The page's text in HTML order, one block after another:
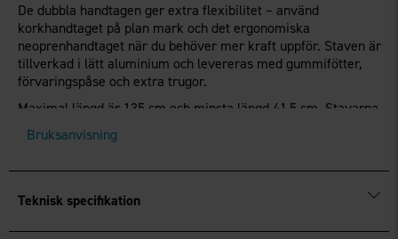
De dubbla handtagen ger extra flexibilitet – använd
korkhandtaget på plan mark och det ergonomiska
neoprenhandtaget när du behöver mer kraft uppför. Staven är
tillverkad i lätt aluminium och levereras med gummifötter,
förvaringspåse och extra trugor.
Maximal längd är 135 cm och minsta längd 41,5 cm. Stavarna
väger 588 g per par.
Bruksanvisning
Teknisk specifikation